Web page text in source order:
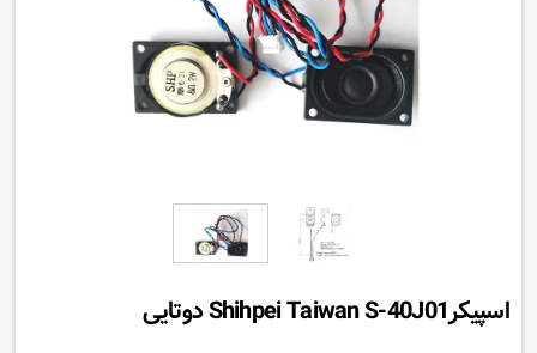
اسپیکرShihpei Taiwan S-40J01 دوتایی